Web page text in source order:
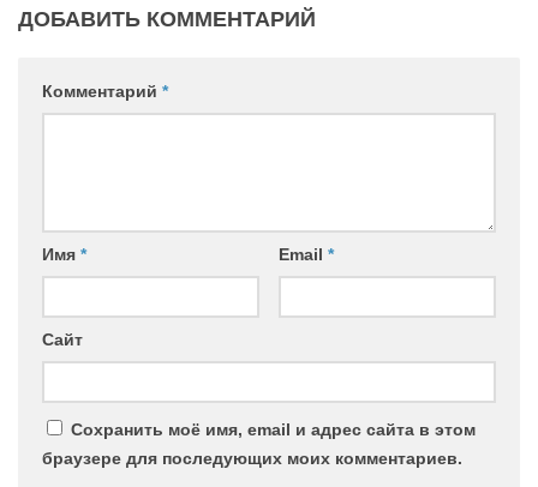
ДОБАВИТЬ КОММЕНТАРИЙ
Комментарий *
Имя * Email *
Сайт
Сохранить моё имя, email и адрес сайта в этом
браузере для последующих моих комментариев.